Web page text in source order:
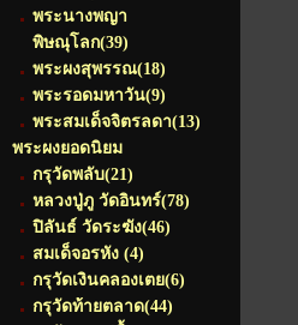
พระนางพญา
พิษณุโลก(39)
พระผงสุพรรณ(18)
พระรอดมหาวัน(9)
พระสมเด็จจิตรลดา(13)
พระผงยอดนิยม
กรุวัดพลับ(21)
หลวงปู่ภู วัดอินทร์(78)
ปิลันธ์ วัดระฆัง(46)
สมเด็จอรหัง (4)
กรุวัดเงินคลองเตย(6)
กรุวัดท้ายตลาด(44)